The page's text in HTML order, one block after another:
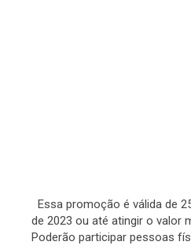
Essa promoção é válida de
de 2023 ou até atingir o valor
Poderão participar pessoas